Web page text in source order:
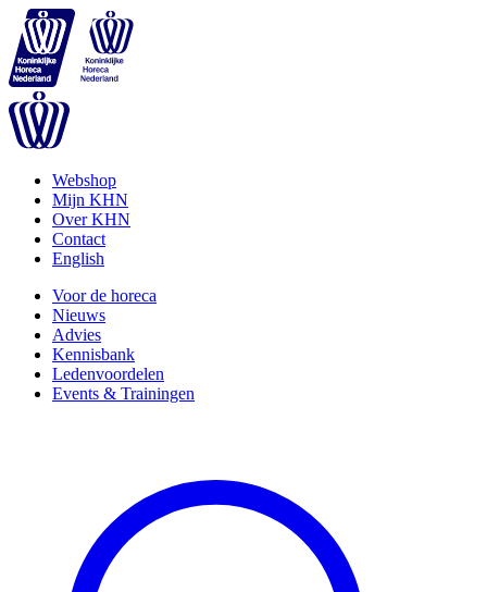
Webshop
Mijn KHN
Over KHN
Contact
English
Voor de horeca
Nieuws
Advies
Kennisbank
Ledenvoordelen
Events & Trainingen